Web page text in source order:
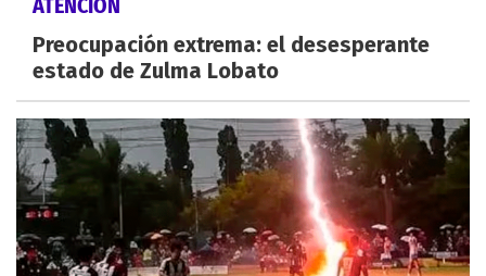
Preocupación extrema: el desesperante
estado de Zulma Lobato